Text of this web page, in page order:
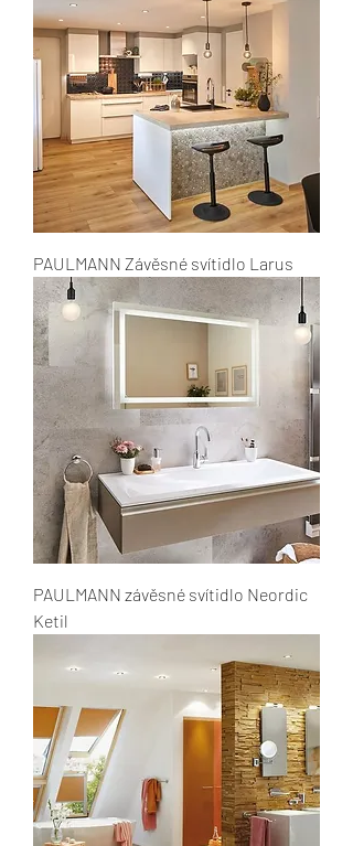
PAULMANN Závěsné svítidlo Larus
PAULMANN závěsné svítidlo Neordic
Ketil